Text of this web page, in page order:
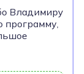
Владимиру